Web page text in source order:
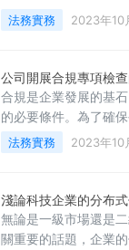
法務實務 2023年10
公司開展合規專項檢
合規是企業發展的基
的必要條件。為了確
需要定期開展合規專
公司開展合規專項檢查
法務實務 2023年10
淺論科技企業的分布
無論是一級市場還是
關重要的話題，企業